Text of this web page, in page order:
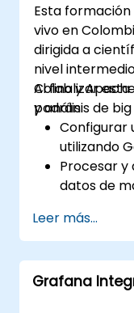
Esta
vivo en
dirigida a
nivel
Colab y
y análisis de
Al finalizar
podrán:
Configurar
utilizando
Procesar y
datos de
Visualizar
Integrar
basadas en
Leer más...
Grafana